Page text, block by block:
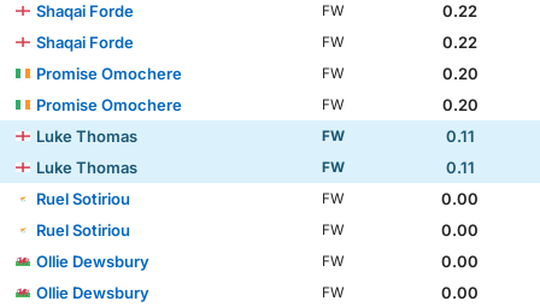
Shaqai Forde
FW
0.22
Shaqai Forde
FW
0.22
Promise Omochere
FW
0.20
Promise Omochere
FW
0.20
Luke Thomas
FW
0.11
Luke Thomas
FW
0.11
Ruel Sotiriou
FW
0.00
Ruel Sotiriou
FW
0.00
Ollie Dewsbury
FW
0.00
Ollie Dewsbury
FW 0.00